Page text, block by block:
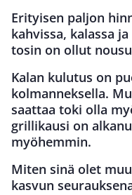
Erityisen paljon
kahvissa, kalassa
tosin on ollut
Kalan kulutus on
kolmanneksella.
saattaa toki olla
grillikausi on
myöhemmin.
Miten sinä olet
kasvun